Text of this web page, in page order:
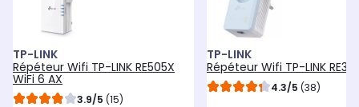
TP-LINK
Répéteur Wifi TP-LINK RE505X
WiFi 6 AX
3.9/5 (15)
TP-LINK
Répéteur Wifi TP-LINK
4.3/5 (38)